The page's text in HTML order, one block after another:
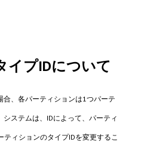
イプIDについて
合、各パーティションは1つパーテ
ステムは、IDによって、パーティ
ィションのタイプIDを変更するこ